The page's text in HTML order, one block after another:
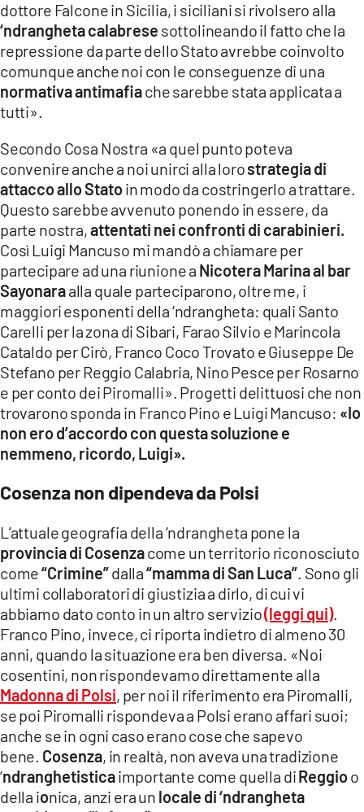
dottore Falcone in Sicilia, i siciliani si rivolsero alla
‘ndrangheta calabrese sottolineando il fatto che la
repressione da parte dello Stato avrebbe coinvolto
comunque anche noi con le conseguenze di una
normativa antimafiache sarebbe stata applicata a
tutti».
Secondo Cosa Nostra «a quel punto poteva
convenire anche a noi unirci alla lorostrategia di
attacco allo Statoin modo da costringerlo a trattare.
Questo sarebbe avvenuto ponendo in essere, da
parte nostra,attentati nei confronti di carabinieri.
Così Luigi Mancuso mi mandò a chiamare per
partecipare ad una riunione a Nicotera Marina al bar
Sayonaraalla quale parteciparono, oltre me, i
maggiori esponenti della ‘ndrangheta: quali Santo
Carelli per la zona di Sibari, Farao Silvio e Marincola
Cataldo per Cirò, Franco Coco Trovato e Giuseppe De
Stefano per Reggio Calabria, Nino Pesce per Rosarno
e per conto dei Piromalli». Progetti delittuosi che non
trovarono sponda in Franco Pino e Luigi Mancuso: «Io
non ero d’accordo con questa soluzione e
nemmeno, ricordo, Luigi».
Cosenza non dipendeva da Polsi
L’attuale geografia della ‘ndrangheta pone la
provincia di Cosenzacome un territorio riconosciuto
come“Crimine”dalla“mamma di San Luca”. Sono gli
ultimi collaboratori di giustizia a dirlo, di cui vi
abbiamo dato conto in un altro servizio(leggi qui).
Franco Pino, invece, ci riporta indietro di almeno 30
anni, quando la situazione era ben diversa. «Noi
cosentini, non rispondevamo direttamente alla
Madonna di Polsi, per noi il riferimento era Piromalli,
se poi Piromalli rispondeva a Polsi erano affari suoi;
anche se in ogni caso erano cose che sapevo
bene. Cosenza, in realtà, non aveva una tradizione
‘ndranghetisticaimportante come quella diReggioo
della ionica, anzi era un locale di ‘ndrangheta